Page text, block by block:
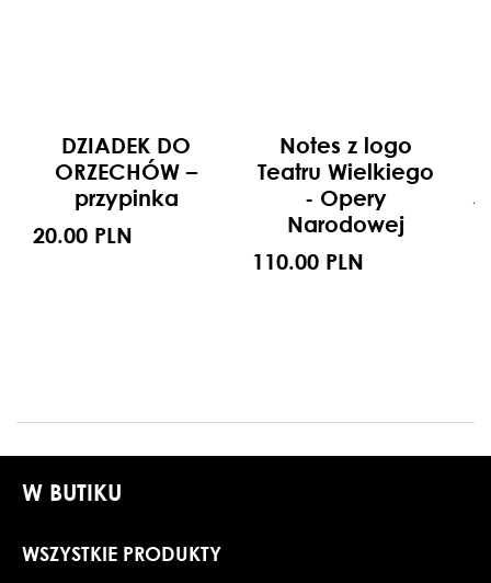
DZIADEK DO
ORZECHÓW –
przypinka
20.00 PLN
Notes z logo
Teatru Wielkiego
- Opery
Narodowej
110.00 PLN
W BUTIKU
WSZYSTKIE PRODUKTY